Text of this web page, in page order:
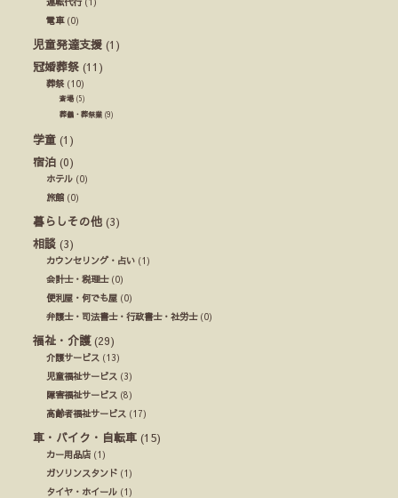
電車(0)
児童発達支援 (1)
冠婚葬祭 (11)
葬祭(10)
斎場(5)
葬儀・葬祭業 (9)
学童 (1)
宿泊 (0)
ホテル (0)
旅館 (0)
暮らしその他 (3)
相談 (3)
カウンセリング・占い (1)
会計士・税理士(0)
便利屋・何でも屋 (0)
弁護士・司法書士・行政書士・社労士(0)
福祉・介護(29)
介護サービス (13)
児童福祉サービス (3)
障害福祉サービス (8)
高齢者福祉サービス (17)
車・バイク・自転車 (15)
カー用品店 (1)
ガソリンスタンド (1)
タイヤ・ホイール (1)